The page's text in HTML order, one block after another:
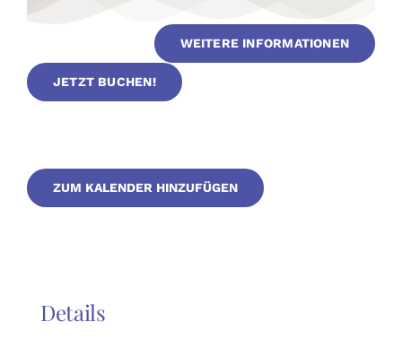
WEITERE INFORMATIONEN
JETZT BUCHEN!
ZUM KALENDER HINZUFÜGEN
Details